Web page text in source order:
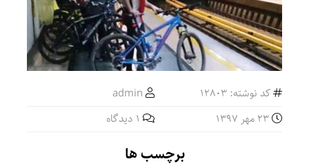
کد نوشته: 12803
admin
1 دیدگاه
برچسب ها